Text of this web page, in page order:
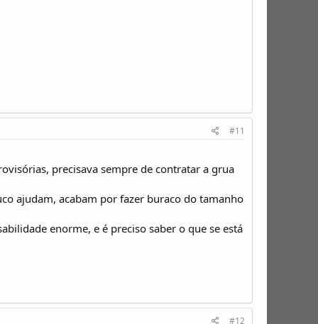
#11
precisava sempre de contratar a grua
ajudam, acabam por fazer buraco do tamanho
enorme, e é preciso saber o que se está
#12